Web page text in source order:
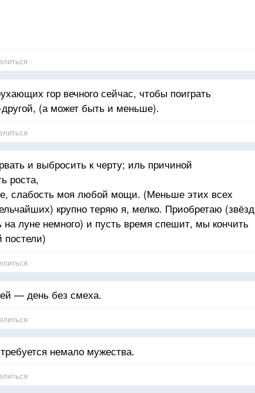
души
гор вечного сейчас, чтобы поиграть
(а может быть и меньше).
и выбросить к черту; иль причиной
роста,
слабость моя любой мощи. (Меньше этих всех
крупно теряю я, мелко. Приобретаю (звёзд
на луне немного) и пусть время спешит, мы кончить
постели)
— день без смеха.
немало мужества.